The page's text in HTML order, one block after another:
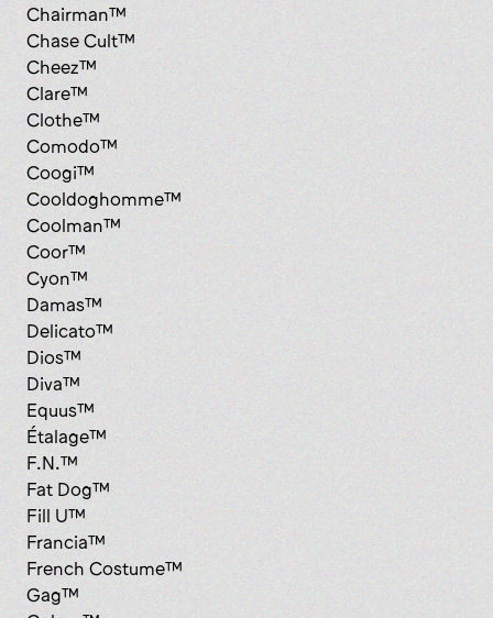
Chairman™
Chase Cult™
Cheez™
Clare™
Clothe™
Comodo™
Coogi™
Cooldoghomme™
Coolman™
Coor™
Cyon™
Damas™
Delicato™
Dios™
Diva™
Equus™
Étalage™
F.N.™
Fat Dog™
Fill U™
Francia™
French Costume™
Gag™